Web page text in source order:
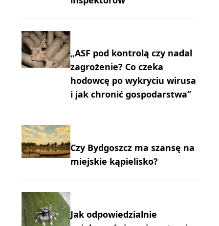
„ASF pod kontrolą czy nadal
zagrożenie? Co czeka
hodowcę po wykryciu wirusa
i jak chronić gospodarstwa”
Czy Bydgoszcz ma szansę na
miejskie kąpielisko?
Jak odpowiedzialnie